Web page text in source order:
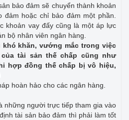
bảo đảm sẽ chuyển thành khoản
hoặc chỉ bảo đảm một phần.
khoản vay đấy cũng là một áp lực
bộ nhân viên ngân hàng.
khăn, vướng mắc trong việc
tài sản thế chấp cũng như
hợp đồng thế chấp bị vô hiệu,
hoàn hảo cho các ngân hàng.
những người trực tiếp tham gia vào
tài sản bảo đảm thì phải làm tốt